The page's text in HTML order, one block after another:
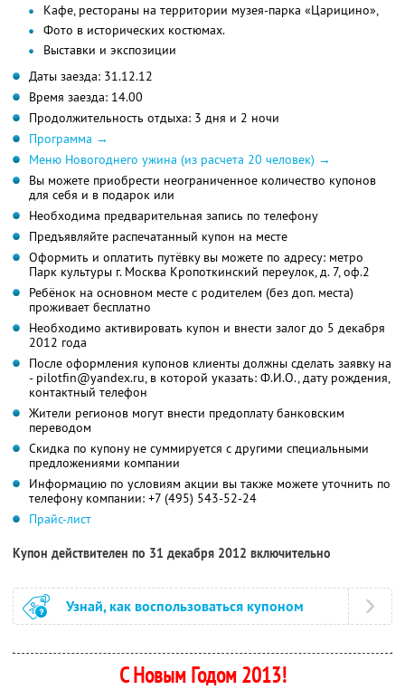
Кафе, рестораны на территории музея-парка «Царицино»,
Фото в исторических костюмах.
Выставки и экспозиции
Даты заезда: 31.12.12
Время заезда: 14.00
Продолжительность отдыха: 3 дня и 2 ночи
Программа →
Меню Новогоднего ужина (из расчета 20 человек) →
Вы можете приобрести неограниченное количество купонов
для себя и в подарок или
Необходима предварительная запись по телефону
Предъявляйте распечатанный купон на месте
Оформить и оплатить путёвку вы можете по адресу: метро
Парк культуры г. Москва Кропоткинский переулок, д. 7, оф.2
Ребёнок на основном месте с родителем (без доп. места)
проживает бесплатно
Необходимо активировать купон и внести залог до 5 декабря
2012 года
После оформления купонов клиенты должны сделать заявку на
- pilotfin@yandex.ru, в которой указать: Ф.И.О., дату рождения,
контактный телефон
Жители регионов могут внести предоплату банковским
переводом
Скидка по купону не суммируется с другими специальными
предложениями компании
Информацию по условиям акции вы также можете уточнить по
телефону компании: +7 (495) 543-52-24
Прайс-лист
Купон действителен по 31 декабря 2012 включительно
Узнай, как воспользоваться купоном
С Новым Годом 2013!